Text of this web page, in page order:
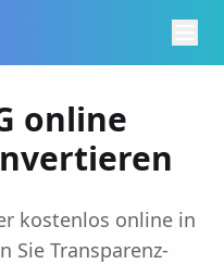
online
kostenlos online in
Sie Transparenz-